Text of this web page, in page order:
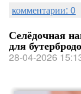
комментарии: 0
Селёдочная
для
28-04-2026